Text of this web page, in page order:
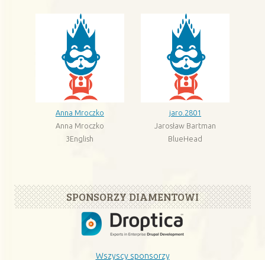
Anna Mroczko
Anna Mroczko
3English
jaro.2801
Jarosław Bartman
BlueHead
SPONSORZY DIAMENTOWI
Wszyscy sponsorzy